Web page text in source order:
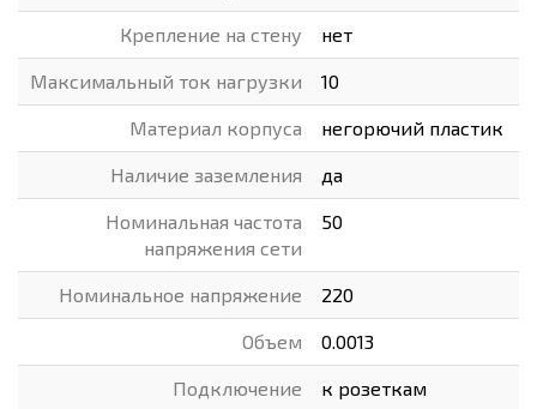
Крепление на стену нет
Максимальный ток нагрузки 10
Материал корпуса негорючий пластик
Наличие заземления да
Номинальная частота
напряжения сети
50
Номинальное напряжение 220
Объем 0.0013
Подключение
к розеткам